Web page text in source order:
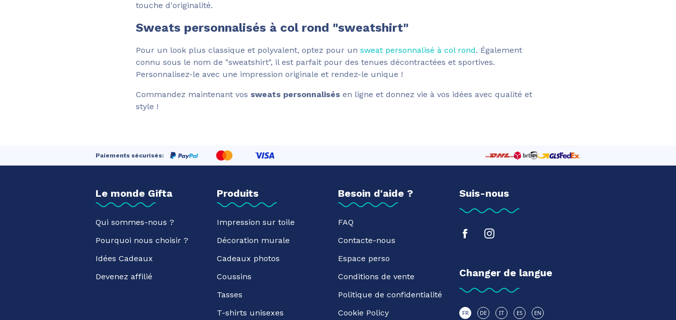
touche d'originalité.
Sweats personnalisés à col rond "sweatshirt"
Pour un look plus classique et polyvalent, optez pour un sweat personnalisé à col rond. Également
connu sous le nom de "sweatshirt", il est parfait pour des tenues décontractées et sportives.
Personnalisez-le avec une impression originale et rendez-le unique !
Commandez maintenant vos sweats personnalisés en ligne et donnez vie à vos idées avec qualité et
style !
Paiements sécurisés:
Le monde Gifta
Qui sommes-nous ?
Pourquoi nous choisir ?
Idées Cadeaux
Devenez affilié
Produits
Impression sur toile
Décoration murale
Cadeaux photos
Coussins
Tasses
T-shirts unisexes
Besoin d'aide ?
FAQ
Contacte-nous
Espace perso
Conditions de vente
Politique de confidentialité
Cookie Policy
Suis-nous
Changer de langue
FR DE IT ES EN